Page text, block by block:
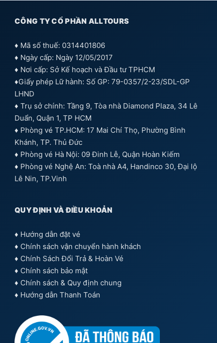
CÔNG TY CỔ PHẦN ALLTOURS
♦ Mã số thuế: 0314401806
♦ Ngày cấp: Ngày 12/05/2017
♦ Nơi cấp: Sở Kế hoạch và Đầu tư TPHCM
♦Giấy phép Lữ hành: Số GP: 79-0357/2-23/SDL-GP
LHND
♦ Trụ sở chính: Tầng 9, Tòa nhà Diamond Plaza, 34 Lê
Duẩn, Quận 1, TP HCM
♦ Phòng vé TP.HCM: 17 Mai Chí Thọ, Phường Bình
Khánh, TP. Thủ Đức
♦ Phòng vé Hà Nội: 09 Đinh Lễ, Quận Hoàn Kiếm
♦ Phòng vé Nghệ An: Toà nhà A4, Handinco 30, Đại lộ
Lê Nin, TP.Vinh
QUY ĐỊNH VÀ ĐIỀU KHOẢN
♦ Hướng dẫn đặt vé
♦ Chính sách vận chuyển hành khách
♦ Chính Sách Đổi Trả & Hoàn Vé
♦ Chính sách bảo mật
♦ Chính sách & Quy định chung
♦ Hướng dẫn Thanh Toán